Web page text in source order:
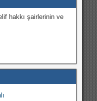
hakkı şairlerinin ve